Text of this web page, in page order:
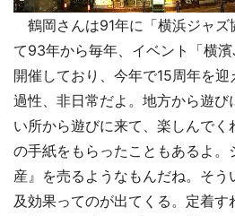
鶴岡さんは91年に「横浜ジャズ
て93年から毎年、イベント「横
開催しており、今年で15周年を
過性、非日常だよ。地方から遊び
い所から遊びに来て、楽しんで
の手紙をもらったこともあるよ
産』を売るようなもんだね。そ
及効果ってのが出てくる。定着す